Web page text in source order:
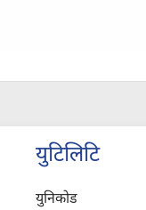
युटिलिटि
युनिकोड